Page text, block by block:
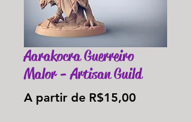
Aarakocra Guerreiro
Malor - Artisan Guild
A partir de R$15,00